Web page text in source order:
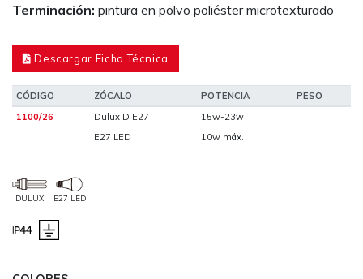
Terminación: pintura en polvo poliéster microtexturado
Descargar Ficha Técnica
CÓDIGO ZÓCALO POTENCIA
PESO
1100/26
Dulux D E27
15w-23w
E27 LED
10w máx.
DULUX E27 LED